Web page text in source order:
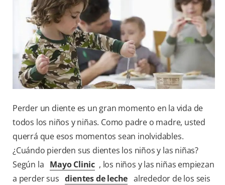
CUPONES
EC (ES)
SUSCRÍBETE
Perder un diente es un gran momento en la vida de
todos los niños y niñas. Como padre o madre, usted
querrá que esos momentos sean inolvidables.
¿Cuándo pierden sus dientes los niños y las niñas?
Según la Mayo Clinic , los niños y las niñas empiezan
a perder sus dientes de leche alrededor de los seis